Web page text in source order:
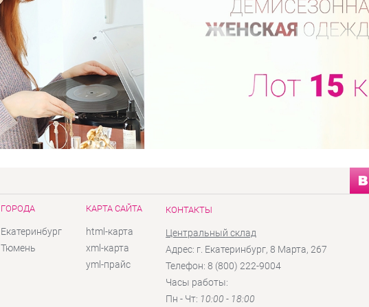
ГОРОДА
Екатеринбург
Тюмень
КАРТА САЙТА
html-карта
xml-карта
yml-прайс
КОНТАКТЫ
Центральный склад
Адрес: г. Екатеринбург, 8 Марта, 267
Телефон: 8 (800) 222-9004
Часы работы:
Пн - Чт: 10:00 - 18:00